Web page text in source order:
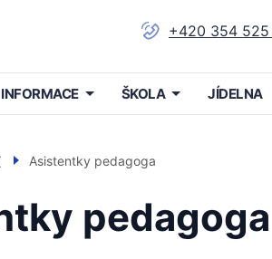
+420 354
INFORMACE ŠKOLA JÍDELNA
Asistentky pedagoga
pedagoga